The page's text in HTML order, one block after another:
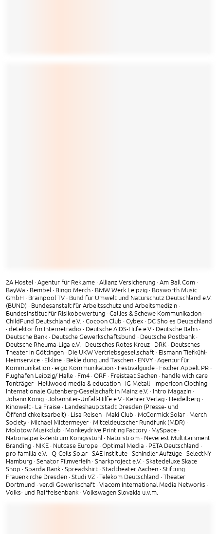
2A Hostel · Agentur für Reklame · Allianz Versicherung · Am Ball Com ·
BayWa · Bembel · Bingo Merch · BMW Werk Leipzig · Bosworth Music
GmbH · Brainpool TV · Bund für Umwelt und Naturschutz Deutschland e.V.
(BUND) · Bundesanstalt für Arbeitsschutz und Arbeitsmedizin ·
Bundesinstitut für Risikobewertung · Callies & Schewe Kommunikation ·
ChildFund Deutschland e.V. · Cocoon Club · Cybex · DC Sho es Deutschland
· detektor.fm Internetradio · Deutsche AIDS-Hilfe e.V · Deutsche Bahn ·
Deutsche Bank · Deutsche Gewerkschaftsbund · Deutsche Postbank ·
Deutsche Rheuma-Liga e.V. · Deutsches Rotes Kreuz · DRK · Deutsches
Theater in Göttingen · Die UKW Vertriebsgesellschaft · Eismann Tiefkühl-
Heimservice · Elkline · Bekleidung und Taschen · ENVY · Agentur für
Kommunikation · ergo Kommunikation · Festivalguide · Fischer Appelt PR ·
Flughafen Leipzig/ Halle · Fm4 · ORF · Freistaat Sachen · handle with care
Tonträger · Helliwood media & education · IG Metall · Impericon Clothing ·
Internationale Gutenberg-Gesellschaft in Mainz e.V. · Intro Magazin ·
Johann König · Johanniter-Unfall-Hilfe e.V · Kehrer Verlag · Heidelberg ·
Kinowelt · La Fraise · Landeshauptstadt Dresden (Presse- und
Öffentlichkeitsarbeit) · Lisa Reisen · Maki Club · McCormick Solar · Merch
Society · Michael Mittermeyer · Mitteldeutscher Rundfunk (MDR) ·
Molotow Musikclub · Monkeydrive Printing Factory · MySpace ·
Nationalpark-Zentrum Königsstuhl · Naturstrom · Neverest Multitainment
Branding · NIKE · Nutcase Europe · Optimal Media · PETA Deutschland ·
pro familia e.V. · Q-Cells Solar · SAE Institute · Schindler Aufzüge · SelectNY
Hamburg · Senator Filmverleih · Sharkproject e.V. · Skatedeluxe Skate
Shop · Sparda Bank · Spreadshirt · Stadtheater Aachen · Stiftung
Frauenkirche Dresden · Studi VZ · Telekom Deutschland · Theater
Dortmund · ver.di Gewerkschaft · Viacom International Media Networks ·
Volks- und Raiffeisenbank · Volkswagen Slovakia u.v.m.